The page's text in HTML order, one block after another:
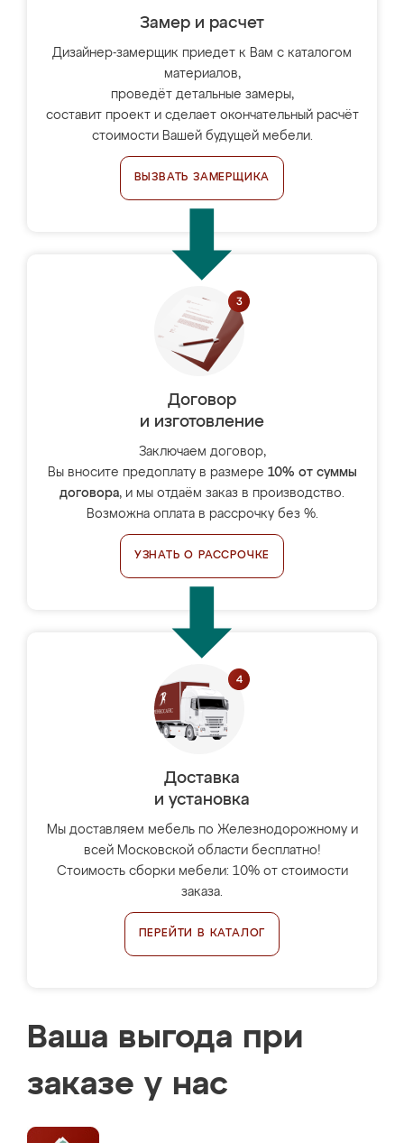
Замер и расчет
Дизайнер-замерщик приедет к Вам с каталогом
материалов,
проведёт детальные замеры,
составит проект и сделает окончательный расчёт
стоимости Вашей будущей мебели.
ВЫЗВАТЬ ЗАМЕРЩИКА
Договор
и изготовление
Заключаем договор,
Вы вносите предоплату в размере 10% от суммы
договора, и мы отдаём заказ в производство.
Возможна оплата в рассрочку без %.
УЗНАТЬ О РАССРОЧКЕ
Доставка
и установка
Мы доставляем мебель по Железнодорожному и
всей Московской области бесплатно!
Стоимость сборки мебели: 10% от стоимости
заказа.
ПЕРЕЙТИ В КАТАЛОГ
Ваша выгода при
заказе у нас